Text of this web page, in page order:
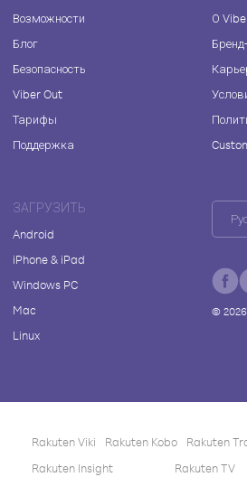
Возможности
Блог
Безопасность
Viber Out
Тарифы
Поддержка
О
ЗАГРУЗИТЬ
Android
iPhone & iPad
Windows PC
Mac
Linux
© 2026
Rakuten Viki Rakuten Kobo Rakuten
Rakuten Insight
Rakuten TV